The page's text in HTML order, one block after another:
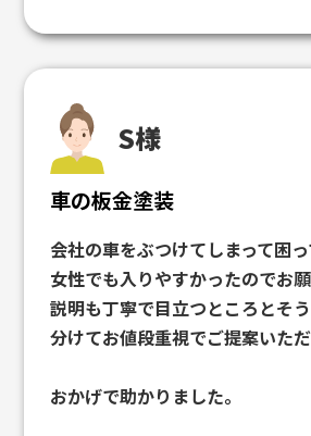
S様
車の板金塗装
会社の車をぶつけてしまって困っ
女性でも入りやすかったのでお願
説明も丁寧で目立つところとそ
分けてお値段重視でご提案いただ
おかげで助かりました。